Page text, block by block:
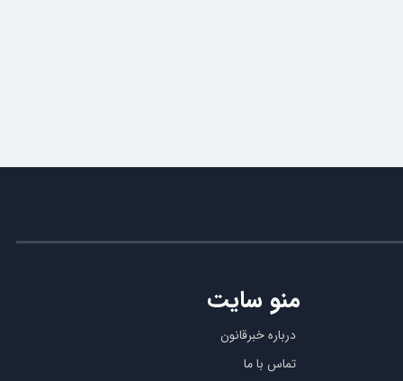
درباره خبرقانون
تماس با ما
منو سایت